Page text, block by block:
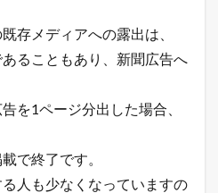
存メディアへの露出は、
ることもあり、新聞広告へ
を1ページ分出した場合、
で終了です。
人も少なくなっていますの